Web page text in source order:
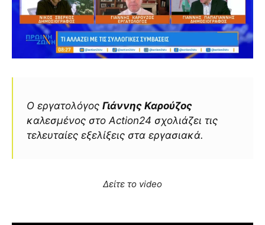
Ο εργατολόγος Γιάννης Καρούζος
καλεσμένος στo Action24 σχολιάζει τις
τελευταίες εξελίξεις στα εργασιακά.
Δείτε το video